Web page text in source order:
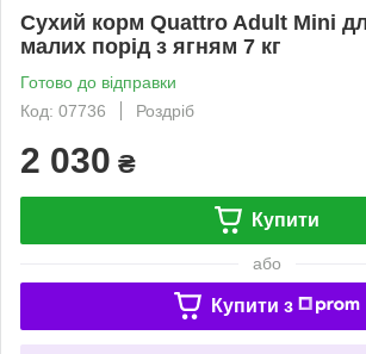
Сухий корм Quattro Adult Mini
малих порід з ягням 7 кг
Готово до відправки
Код: 07736
Роздріб
2 030 ₴
Купити
або
Купити з